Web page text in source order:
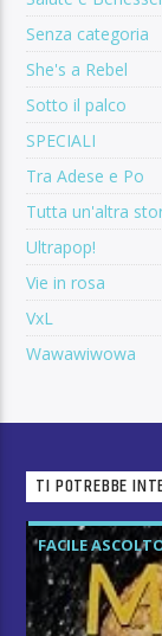
Senza categoria
She's a Rebel
Sotto il palco
SPECIALI
Tra Adese e Po
Tutta un'altra
Ultrapop!
Vie in rosa
VxL
Wawawiwowa
TI POTREBBE
FACILE